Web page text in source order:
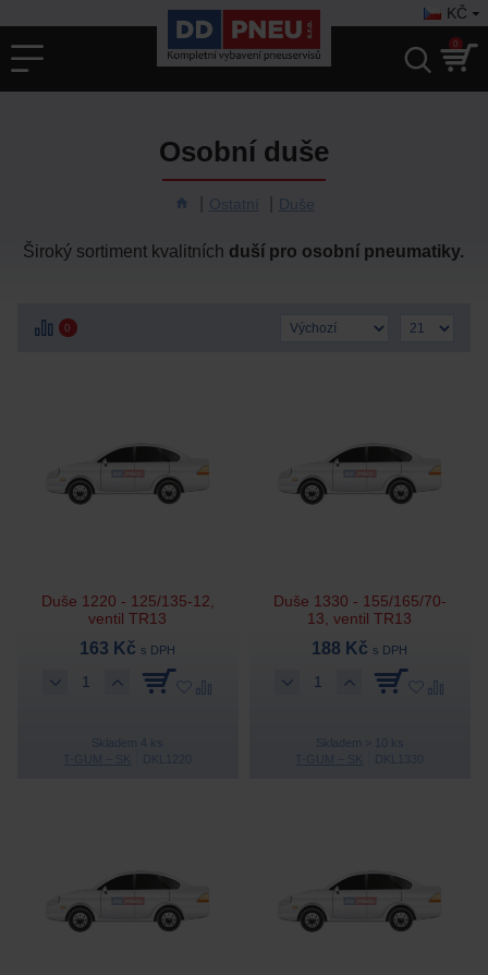
KČ
0
Ostatní Duše
Osobní duše
Široký sortiment kvalitních duší pro osobní pneumatiky.
0
Duše 1220 - 125/135-12,
ventil TR13
163 Kč s DPH
Skladem 4 ks
Duše 1330 - 155/165/70-
13, ventil TR13
188 Kč s DPH
Skladem > 10 ks